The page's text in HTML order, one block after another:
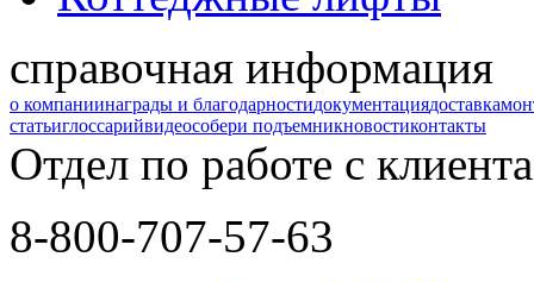
справочная информация
о компаниинаграды и благодарностидокументациядоставка
статьиглоссарийвидеособери подъемникновостиконтакты
Отдел по работе с
8-800-707-57-63